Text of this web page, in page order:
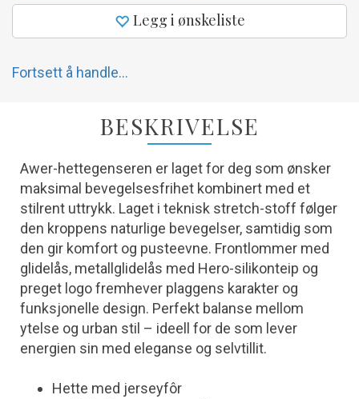
Legg i ønskeliste
Fortsett å handle...
BESKRIVELSE
Awer-hettegenseren er laget for deg som ønsker
maksimal bevegelsesfrihet kombinert med et
stilrent uttrykk. Laget i teknisk stretch-stoff følger
den kroppens naturlige bevegelser, samtidig som
den gir komfort og pusteevne. Frontlommer med
glidelås, metallglidelås med Hero-silikonteip og
preget logo fremhever plaggens karakter og
funksjonelle design. Perfekt balanse mellom
ytelse og urban stil – ideell for de som lever
energien sin med eleganse og selvtillit.
Hette med jerseyfôr